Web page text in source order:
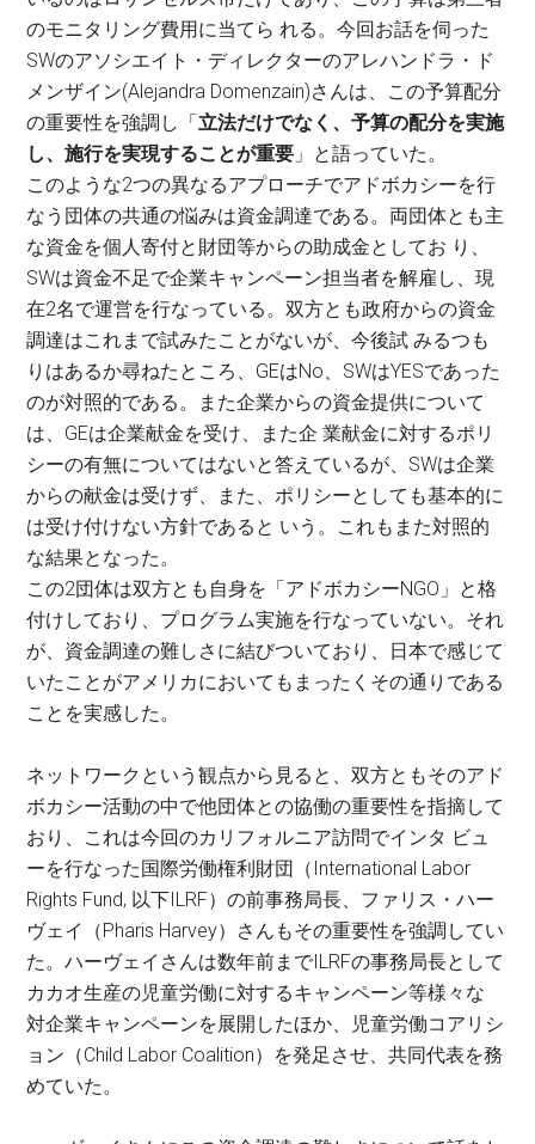
のモニタリング費用に当てら れる。今回お話を伺った
SWのアソシエイト・ディレクターのアレハンドラ・ド
メンザイン(Alejandra Domenzain)さんは、この予算配分
の重要性を強調し「立法だけでなく、予算の配分を実施
し、施行を実現することが重要 」と語っていた。
このような2つの異なるアプローチでアドボカシーを行
なう団体の共通の悩みは資金調達である。両団体とも主
な資金を個人寄付と財団等からの助成金としてお り、
SWは資金不足で企業キャンペーン担当者を解雇し、現
在2名で運営を行なっている。双方とも政府からの資金
調達はこれまで試みたことがないが、今後試 みるつも
りはあるか尋ねたところ、GEはNo、SWはYESであった
のが対照的である。また企業からの資金提供について
は、GEは企業献金を受け、また企 業献金に対するポリ
シーの有無についてはないと答えているが、SWは企業
からの献金は受けず、また、ポリシーとしても基本的に
は受け付けない方針であると いう。これもまた対照的
な結果となった。
この2団体は双方とも自身を「アドボカシーNGO」と格
付けしており、プログラム実施を行なっていない。それ
が、資金調達の難しさに結びついており、日本で感じて
いたことがアメリカにおいてもまったくその通りである
ことを実感した。
ネットワークという観点から見ると、双方ともそのアド
ボカシー活動の中で他団体との協働の重要性を指摘して
おり、これは今回のカリフォルニア訪問でインタ ビュ
ーを行なった国際労働権利財団（International Labor
Rights Fund, 以下ILRF）の前事務局長、ファリス・ハー
ヴェイ（Pharis Harvey）さんもその重要性を強調してい
た。ハーヴェイさんは数年前までILRFの事務局長として
カカオ生産の児童労働に対するキャンペーン等様々な
対企業キャンペーンを展開したほか、児童労働コアリシ
ョン（Child Labor Coalition）を発足させ、共同代表を務
めていた。